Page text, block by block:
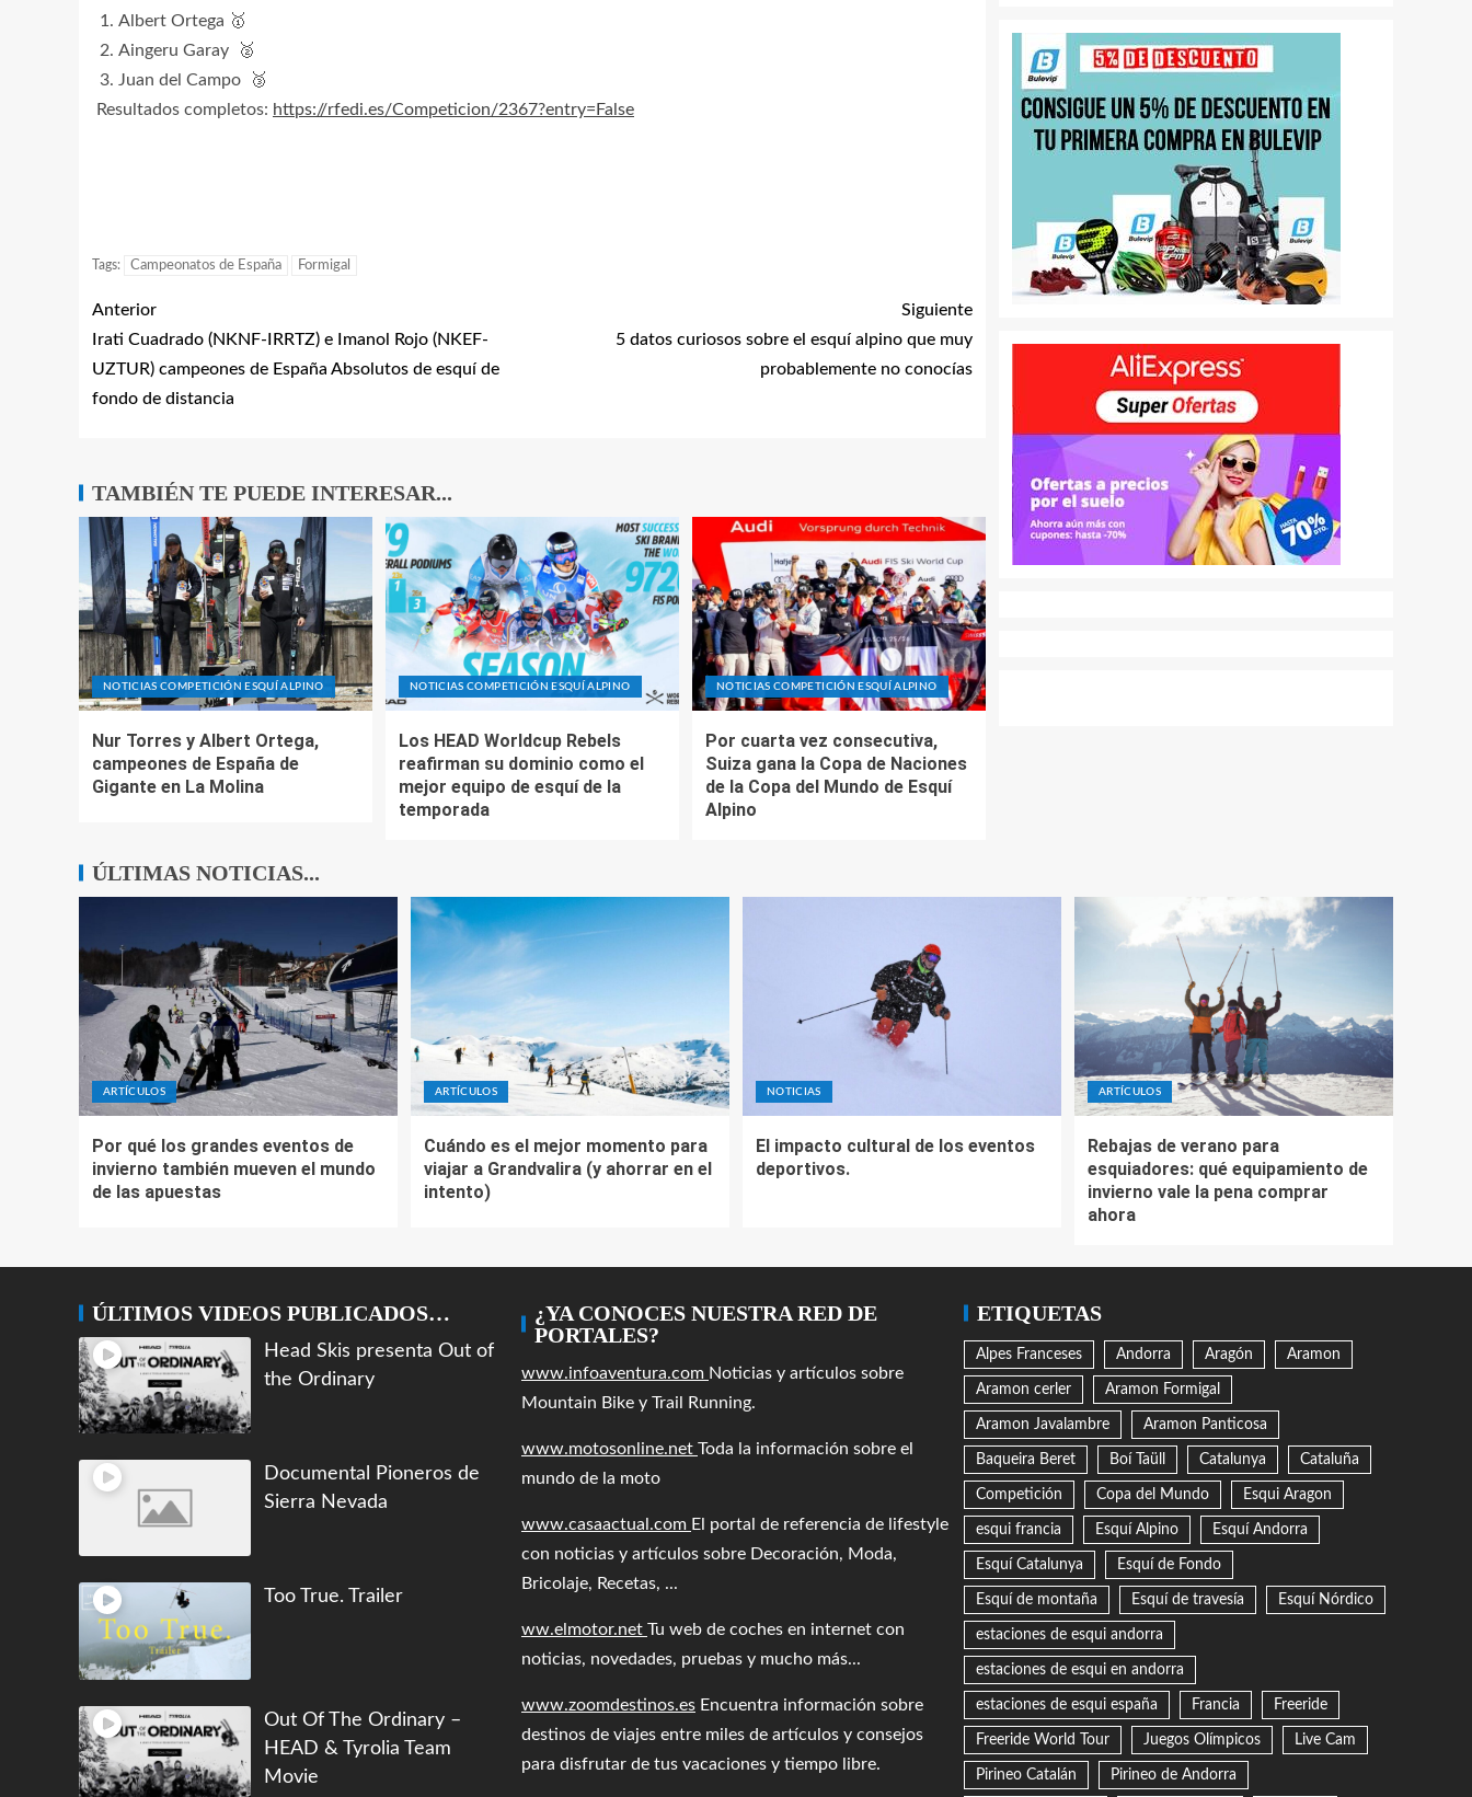
Albert Ortega 🥇
Aingeru Garay 🥈
Juan del Campo 🥉
Resultados completos: https://rfedi.es/Competicion/2367?entry=False
Tags: Campeonatos de España Formigal
Anterior
Irati Cuadrado (NKNF-IRRTZ) e Imanol Rojo (NKEF-
UZTUR) campeones de España Absolutos de esquí de
fondo de distancia
Siguiente
5 datos curiosos sobre el esquí alpino que muy
probablemente no conocías
TAMBIÉN TE PUEDE INTERESAR...
NOTICIAS COMPETICIÓN ESQUÍ ALPINO
Nur Torres y Albert Ortega,
campeones de España de
Gigante en La Molina
NOTICIAS COMPETICIÓN ESQUÍ ALPINO
Los HEAD Worldcup Rebels
reafirman su dominio como el
mejor equipo de esquí de la
temporada
NOTICIAS COMPETICIÓN ESQUÍ ALPINO
Por cuarta vez consecutiva,
Suiza gana la Copa de Naciones
de la Copa del Mundo de Esquí
Alpino
ÚLTIMAS NOTICIAS...
ARTÍCULOS
Por qué los grandes eventos de
invierno también mueven el mundo
de las apuestas
ARTÍCULOS
Cuándo es el mejor momento para
viajar a Grandvalira (y ahorrar en el
intento)
NOTICIAS
El impacto cultural de los eventos
deportivos.
ARTÍCULOS
Rebajas de verano para
esquiadores: qué equipamiento de
invierno vale la pena comprar
ahora
ÚLTIMOS VIDEOS PUBLICADOS…
Head Skis presenta Out of
the Ordinary
Documental Pioneros de
Sierra Nevada
Too True. Trailer
Out Of The Ordinary –
HEAD & Tyrolia Team
Movie
¿YA CONOCES NUESTRA RED DE
PORTALES?
www.infoaventura.com Noticias y artículos sobre
Mountain Bike y Trail Running.
www.motosonline.net Toda la información sobre el
mundo de la moto
www.casaactual.com El portal de referencia de lifestyle
con noticias y artículos sobre Decoración, Moda,
Bricolaje, Recetas, ...
ww.elmotor.net Tu web de coches en internet con
noticias, novedades, pruebas y mucho más...
www.zoomdestinos.es Encuentra información sobre
destinos de viajes entre miles de artículos y consejos
para disfrutar de tus vacaciones y tiempo libre.
ETIQUETAS
Alpes Franceses Andorra Aragón Aramon
Aramon cerler Aramon Formigal
Aramon Javalambre Aramon Panticosa
Baqueira Beret Boí Taüll Catalunya Cataluña
Competición Copa del Mundo Esqui Aragon
esqui francia Esquí Alpino Esquí Andorra
Esquí Catalunya Esquí de Fondo
Esquí de montaña Esquí de travesía Esquí Nórdico
estaciones de esqui andorra
estaciones de esqui en andorra
estaciones de esqui españa Francia Freeride
Freeride World Tour Juegos Olímpicos Live Cam
Pirineo Catalán Pirineo de Andorra